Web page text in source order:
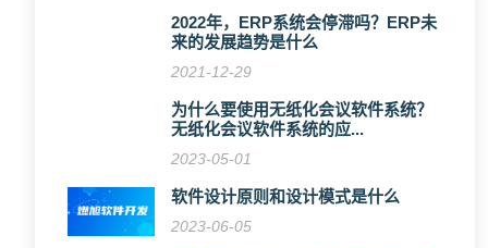
2022年，ERP系统会停滞吗？ERP未
来的发展趋势是什么
2021-12-29
为什么要使用无纸化会议软件系统？
无纸化会议软件系统的应...
2023-05-01
软件设计原则和设计模式是什么
2023-06-05